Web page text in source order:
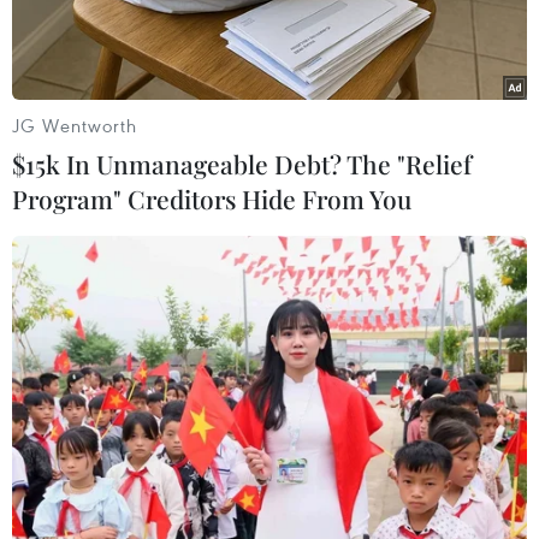
(Ảnh minh họa: Lê Sen/TTXVN)
Thực hiện Nghị định 67/2014/NĐ-CP của Chính
phủ về một số chính sách phát triển triển thủy
JG Wentworth
$15k In Unmanageable Debt? The "Relief
Program" Creditors Hide From You